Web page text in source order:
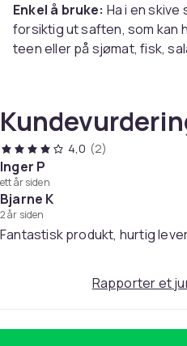
Enkel å bruke: Ha i en
forsiktig ut saften, som kan
teen eller på sjømat, fisk,
Ergonomisk design:Den
ergonomisk håndtak som
behagelig å bruke.
Tips:Kjøp flere og fordel
at hver gjest kan ha sin
ferskpresset sitronsaft etter
4,0 (2)
Inger P
ett år siden
Bjarne K
2 år siden
Fantastisk produkt, hurtig
Rapporter et